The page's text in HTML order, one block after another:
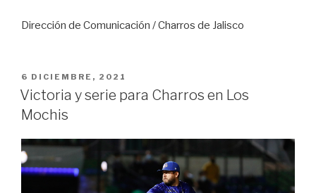
Dirección de Comunicación / Charros de Jalisco
PUBLICADO
EN
6 DICIEMBRE, 2021
Victoria y serie para Charros en Los
Mochis